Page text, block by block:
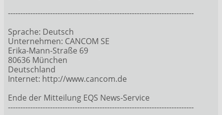
---------------------------------------------------------------------------
Sprache: Deutsch
Unternehmen: CANCOM SE
Erika-Mann-Straße 69
80636 München
Deutschland
Internet: http://www.cancom.de
Ende der Mitteilung EQS News-Service
---------------------------------------------------------------------------